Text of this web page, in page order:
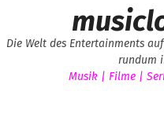
Die Welt des Entertainments
rundum
Musik | Filme |